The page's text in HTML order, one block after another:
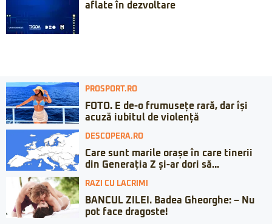
aflate în dezvoltare
PROSPORT.RO
FOTO. E de-o frumusețe rară, dar își
acuză iubitul de violență
DESCOPERA.RO
Care sunt marile orașe în care tinerii
din Generația Z și-ar dori să...
RAZI CU LACRIMI
BANCUL ZILEI. Badea Gheorghe: – Nu
pot face dragoste!